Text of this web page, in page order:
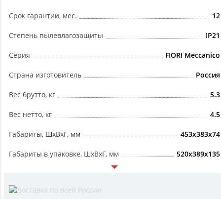
Срок гарантии, мес. 12
Степень пылевлагозащиты IP21
Серия FIORI Meccanico
Страна изготовитель Россия
Вес брутто, кг 5.3
Вес нетто, кг 4.5
Габариты, ШxВxГ, мм 453x383x74
Габариты в упаковке, ШxВxГ, мм 520x389x135